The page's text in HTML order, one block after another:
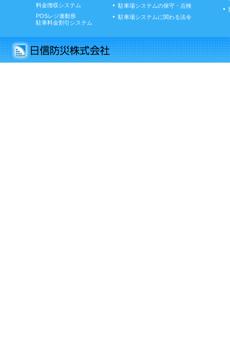
料金徴収システム
POSレジ連動形
駐車料金割引システム
駐車場システムの保守・点検
駐車場システムに関わる法令